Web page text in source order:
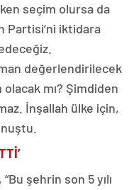
seçim olursa da
Partisi’ni iktidara
değerlendirilecek
mı? Şimdiden
İnşallah ülke için,
şehrin son 5 yılı